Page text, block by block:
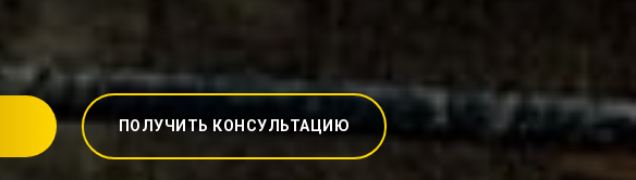
ПОЛУЧИТЬ КОНСУЛЬТАЦИЮ